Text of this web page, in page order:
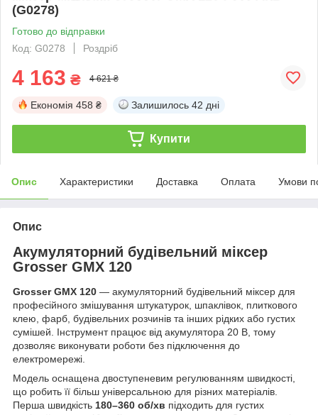
(G0278)
Готово до відправки
Код: G0278
Роздріб
4 163 ₴ 4 621 ₴
Економія 458 ₴ Залишилось 42 дні
Купити
Опис Характеристики Доставка Оплата Умови
Опис
Акумуляторний будівельний міксер
Grosser GMX 120
Grosser GMX 120 — акумуляторний будівельний міксер для
професійного змішування штукатурок, шпаклівок, плиткового
клею, фарб, будівельних розчинів та інших рідких або густих
сумішей. Інструмент працює від акумулятора 20 В, тому
дозволяє виконувати роботи без підключення до
електромережі.
Модель оснащена двоступеневим регулюванням швидкості,
що робить її більш універсальною для різних матеріалів.
Перша швидкість 180–360 об/хв підходить для густих